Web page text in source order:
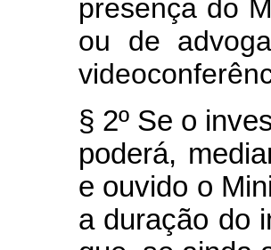
presença do
ou de
§ 2º Se o
poderá,
e ouvido o
a duração do